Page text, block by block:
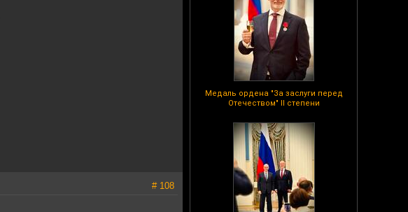
Медаль ордена "За заслуги перед
Отечеством" II степени
# 108